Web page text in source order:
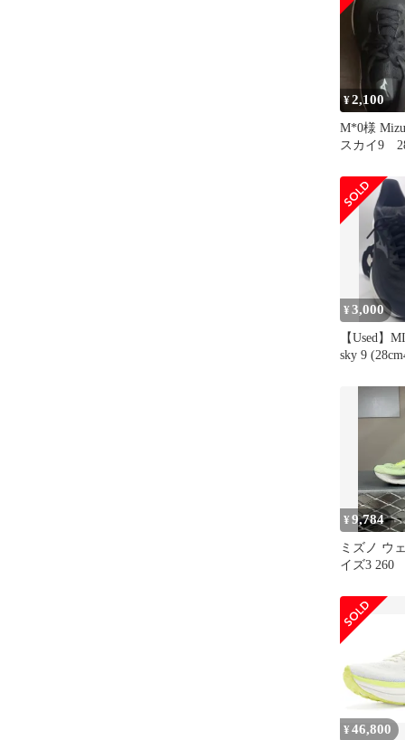
ブラック×
イト 24.5
¥2,100
M*0様
スカイ9
¥3,000
【Used】
sky 9
¥9,784
ミズノ ウ
イズ3 260
¥46,800